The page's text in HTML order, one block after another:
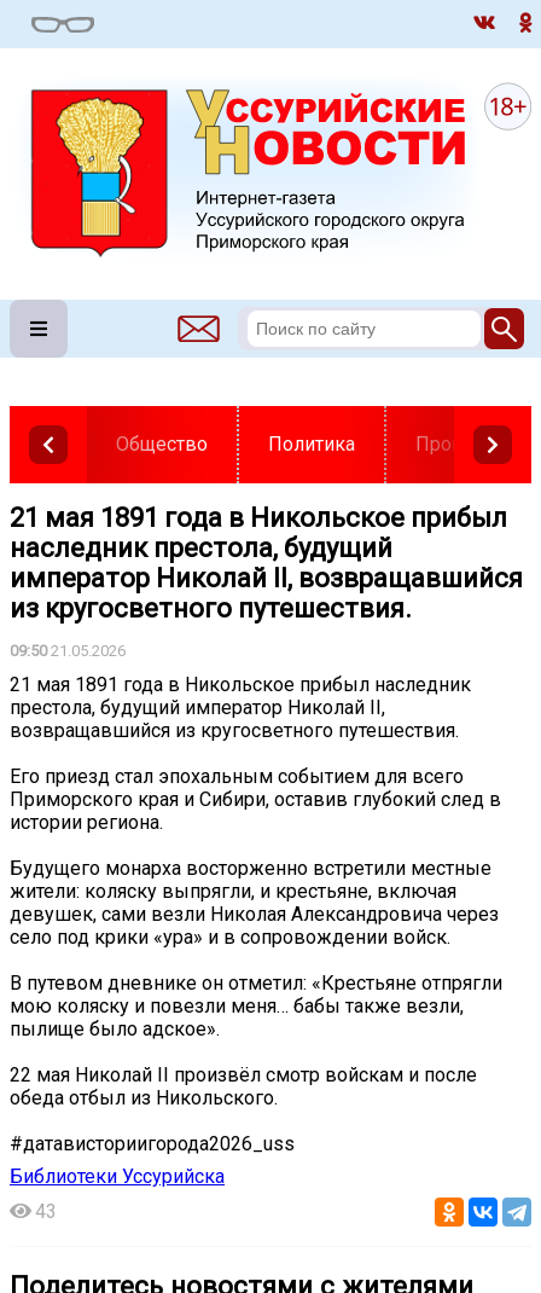
Общество Политика
21 мая 1891 года в Никольское прибыл
наследник престола, будущий
император Николай II, возвращавшийся
из кругосветного путешествия.
09:5021.05.2026
21 мая 1891 года в Никольское прибыл наследник
престола, будущий император Николай II,
возвращавшийся из кругосветного путешествия.
Его приезд стал эпохальным событием для всего
Приморского края и Сибири, оставив глубокий след в
истории региона.
Будущего монарха восторженно встретили местные
жители: коляску выпрягли, и крестьяне, включая
девушек, сами везли Николая Александровича через
село под крики «ура» и в сопровождении войск.
В путевом дневнике он отметил: «Крестьяне отпрягли
мою коляску и повезли меня… бабы также везли,
пылище было адское».
22 мая Николай II произвёл смотр войскам и после
обеда отбыл из Никольского.
#датависториигорода2026_uss
Библиотеки Уссурийска
43
Поделитесь новостями с жителями